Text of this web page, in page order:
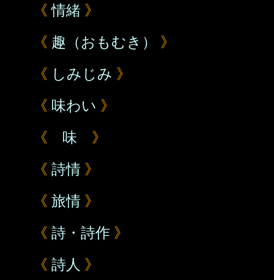
《情緒 》
《 趣（おもむき）
》
《 しみじみ 》
《 味わい 》
《 味 》
《 詩情 》
《 旅情 》
《 詩・詩作 》
《 詩人 》